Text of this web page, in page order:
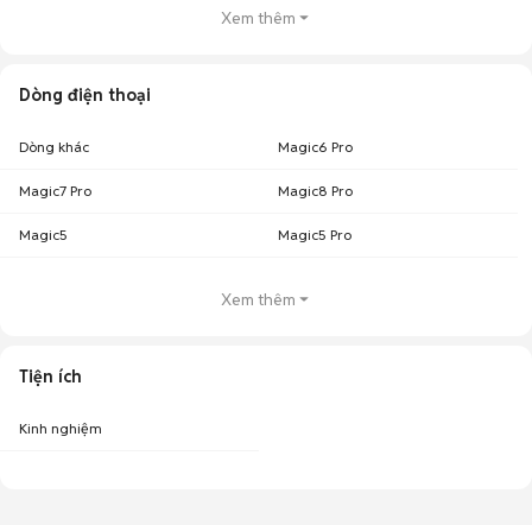
Xem thêm
Dòng điện thoại
Dòng khác Magic6 Pro
Magic7 Pro Magic8 Pro
Magic5 Magic5 Pro
Xem thêm
Tiện ích
Kinh nghiệm